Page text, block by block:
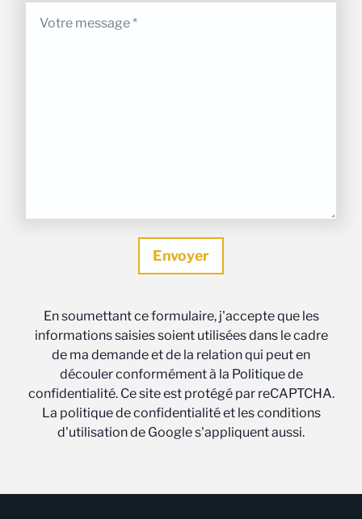
En soumettant ce formulaire, j'accepte que les
informations saisies soient utilisées dans le cadre
de ma demande et de la relation qui peut en
découler conformément à la Politique de
confidentialité. Ce site est protégé par reCAPTCHA.
La politique de confidentialité et les conditions
d'utilisation de Google s'appliquent aussi.